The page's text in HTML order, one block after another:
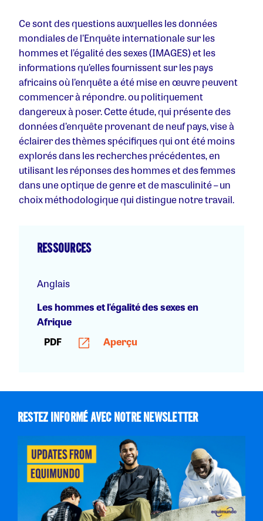
Ce sont des questions auxquelles les données
mondiales de l’Enquête internationale sur les
hommes et l’égalité des sexes (IMAGES) et les
informations qu’elles fournissent sur les pays
africains où l’enquête a été mise en œuvre peuvent
commencer à répondre. ou politiquement
dangereux à poser.Cette étude, qui présente des
données d’enquête provenant de neuf pays, vise à
éclairer des thèmes spécifiques qui ont été moins
explorés dans les recherches précédentes, en
utilisant les réponses des hommes et des femmes
dans une optique de genre et de masculinité – un
choix méthodologique qui distingue notre travail.
RESSOURCES
Anglais
Les hommes et l'égalité des sexes en
Afrique
PDF
Aperçu
RESTEZ INFORMÉ AVEC NOTRE NEWSLETTER